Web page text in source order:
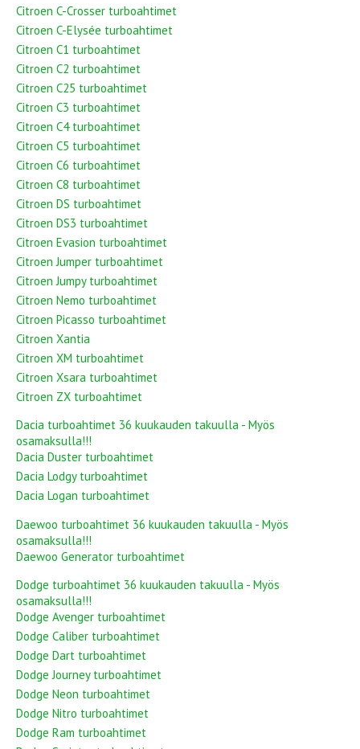
Citroen C-Crosser turboahtimet
Citroen C-Elysée turboahtimet
Citroen C1 turboahtimet
Citroen C2 turboahtimet
Citroen C25 turboahtimet
Citroen C3 turboahtimet
Citroen C4 turboahtimet
Citroen C5 turboahtimet
Citroen C6 turboahtimet
Citroen C8 turboahtimet
Citroen DS turboahtimet
Citroen DS3 turboahtimet
Citroen Evasion turboahtimet
Citroen Jumper turboahtimet
Citroen Jumpy turboahtimet
Citroen Nemo turboahtimet
Citroen Picasso turboahtimet
Citroen Xantia
Citroen XM turboahtimet
Citroen Xsara turboahtimet
Citroen ZX turboahtimet
Dacia turboahtimet 36 kuukauden takuulla - Myös
osamaksulla!!!
Dacia Duster turboahtimet
Dacia Lodgy turboahtimet
Dacia Logan turboahtimet
Daewoo turboahtimet 36 kuukauden takuulla - Myös
osamaksulla!!!
Daewoo Generator turboahtimet
Dodge turboahtimet 36 kuukauden takuulla - Myös
osamaksulla!!!
Dodge Avenger turboahtimet
Dodge Caliber turboahtimet
Dodge Dart turboahtimet
Dodge Journey turboahtimet
Dodge Neon turboahtimet
Dodge Nitro turboahtimet
Dodge Ram turboahtimet